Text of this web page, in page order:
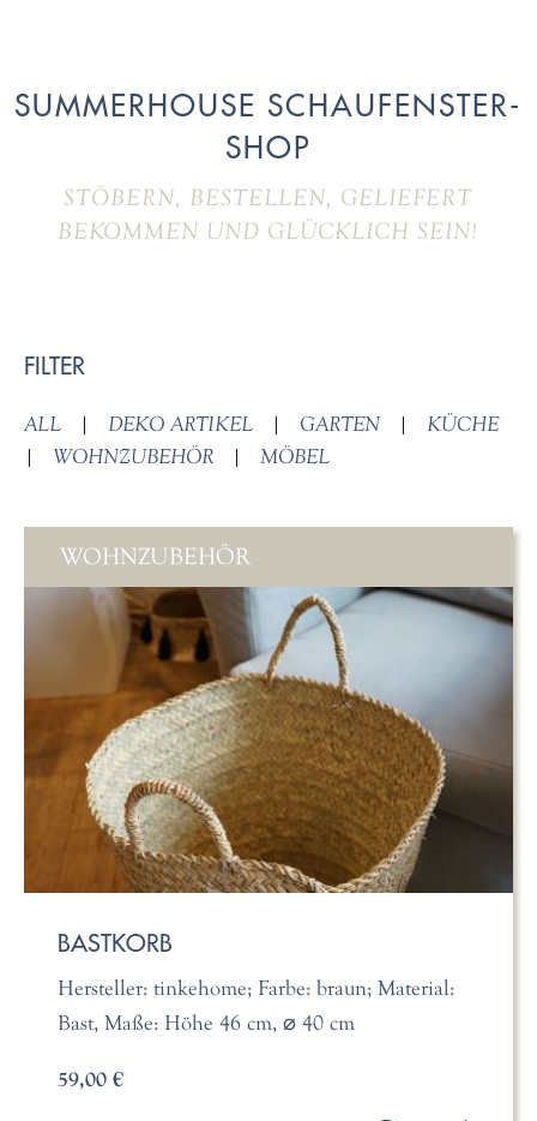
SUMMERHOUSE SCHAUFENSTER-
SHOP
STÖBERN, BESTELLEN, GELIEFERT
BEKOMMEN UND GLÜCKLICH SEIN!
FILTER
ALL | DEKO ARTIKEL | GARTEN |
KÜCHE
|
WOHNZUBEHÖR | MÖBEL
WOHNZUBEHÖR
BASTKORB
Hersteller: tinkehome; Farbe: braun; Material:
Bast, Maße: Höhe 46 cm, ⌀ 40 cm
59,00 €